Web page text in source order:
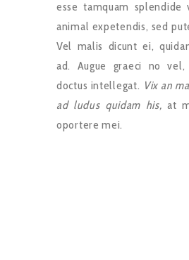
esse tamquam splendide
animal expetendis, sed
Vel malis dicunt ei,
ad. Augue graeci no
doctus intellegat. Vix an
ad ludus quidam his, at
oportere mei.